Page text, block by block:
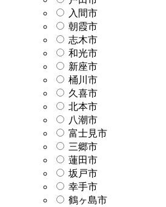
入間市
朝霞市
志木市
和光市
新座市
桶川市
久喜市
北本市
八潮市
富士見市
三郷市
蓮田市
坂戸市
幸手市
鶴ヶ島市